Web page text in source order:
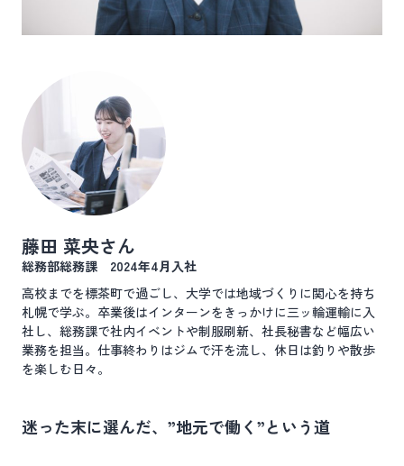
藤田 菜央さん
総務部総務課 2024年4月入社
高校までを標茶町で過ごし、大学では地域づくりに関心を持ち
札幌で学ぶ。卒業後はインターンをきっかけに三ッ輪運輸に入
社し、総務課で社内イベントや制服刷新、社長秘書など幅広い
業務を担当。仕事終わりはジムで汗を流し、休日は釣りや散歩
を楽しむ日々。
迷った末に選んだ、”地元で働く”という道